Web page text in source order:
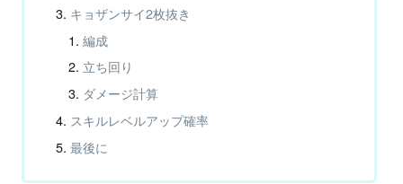
キョザンサイ2枚抜き
編成
立ち回り
ダメージ計算
スキルレベルアップ確率
最後に